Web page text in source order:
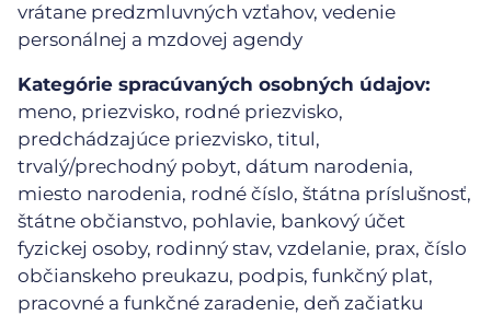
vrátane predzmluvných vzťahov, vedenie
personálnej a mzdovej agendy
Kategórie spracúvaných osobných údajov:
meno, priezvisko, rodné priezvisko,
predchádzajúce priezvisko, titul,
trvalý/prechodný pobyt, dátum narodenia,
miesto narodenia, rodné číslo, štátna príslušnosť,
štátne občianstvo, pohlavie, bankový účet
fyzickej osoby, rodinný stav, vzdelanie, prax, číslo
občianskeho preukazu, podpis, funkčný plat,
pracovné a funkčné zaradenie, deň začiatku